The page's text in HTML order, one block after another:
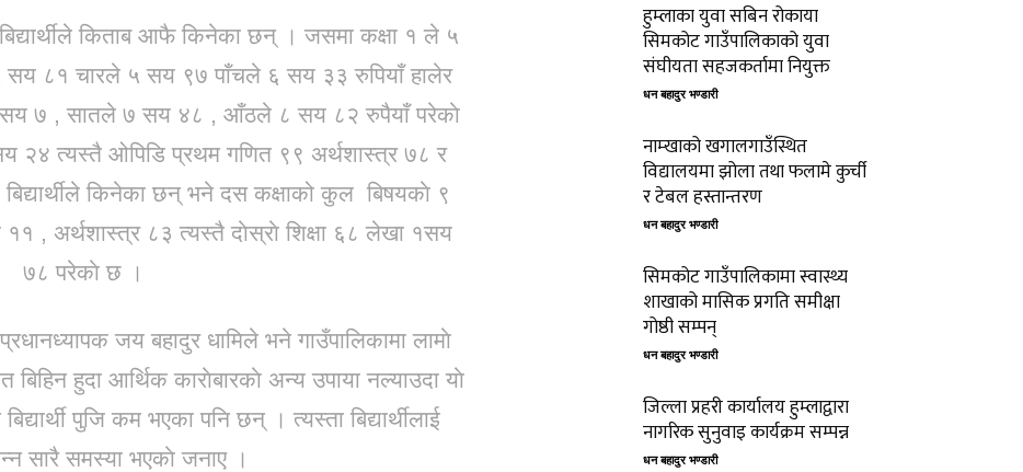
बिद्यार्थीले किताब आफै किनेका छन् । जसमा कक्षा १ ले ५
८१ चारले ५ सय ९७ पाँचले ६ सय ३३ रुपियाँ हालेर
७ , सातले ७ सय ४८ , आँठले ८ सय ८२ रुपैयाँ परेकाे
२४ त्यस्तै ओपिडि प्रथम गणित ९९ अर्थशास्त्र ७८ र
किनेका छन् भने दस कक्षाको कुल बिषयकाे ९
, अर्थशास्त्र ८३ त्यस्तै दाेस्राे शिक्षा ६८ लेखा १सय
७८ परेकाे छ ।
जय बहादुर धामिले भने गाउँपालिकामा लामाे
हुदा आर्थिक काराेबारकाे अन्य उपाया नल्याउदा याे
पुजि कम भएका पनि छन् । त्यस्ता बिद्यार्थीलाई
सारै समस्या भएकाे जनाए ।
हुम्लाका युवा सबिन रोकाया
सिमकोट गाउँपालिकाको युवा
संघीयता सहजकर्तामा नियुक्त
धन बहादुर भण्डारी
नाम्खाको खगालगाउँस्थित
विद्यालयमा झोला तथा फलामे कुर्ची
र टेबल हस्तान्तरण
धन बहादुर भण्डारी
सिमकोट गाउँपालिकामा स्वास्थ्य
शाखाको मासिक प्रगति समीक्षा
गोष्ठी सम्पन्
धन बहादुर भण्डारी
जिल्ला प्रहरी कार्यालय हुम्लाद्वारा
नागरिक सुनुवाइ कार्यक्रम सम्पन्न
धन बहादुर भण्डारी